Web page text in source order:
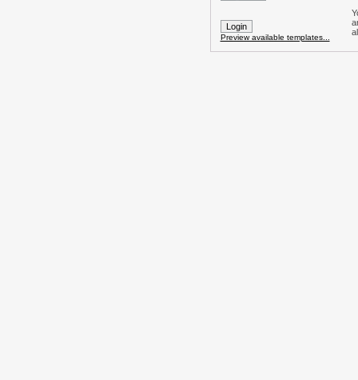
Preview available templates...